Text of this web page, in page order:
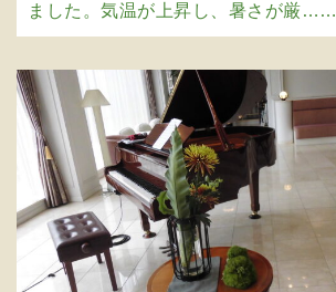
ました。気温が上昇し、暑さが厳……